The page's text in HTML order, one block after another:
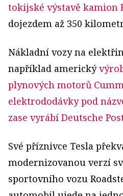
tokijské výstavě kamion
dojezdem až 350
Nákladní vozy na
například americký
plynových motorů
elektrododávky pod
zase vyrábí Deutsche
Své příznivce Tesla
modernizovanou verzí
sportovního vozu